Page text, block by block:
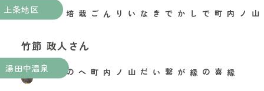
上条地区
山ノ内町でしかできないりんご栽培がある
竹節 政人さん
果樹農家
湯田中温泉
縁喜の縁が繋いだ山ノ内町への移住